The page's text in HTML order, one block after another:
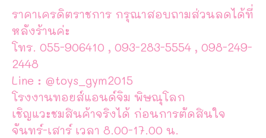
ราคาเครดิตราชการ กรุณาสอบถามส่วนลดได้ที่
หลังร้านค่ะ
โทร. 055-906410 , 093-283-5554 , 098-249-
2448
Line : @toys_gym2015
โรงงานทอยส์แอนด์จิม พิษณุโลก
เชิญแวะชมสินค้าจริงได้ ก่อนการตัดสินใจ
จันทร์-เสาร์ เวลา 8.00-17.00 น.